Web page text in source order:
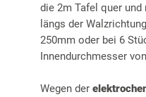
die 2m Tafel quer
längs der
250mm oder bei 6
Innendurchmesser
Wegen der